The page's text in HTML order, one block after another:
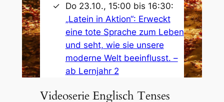
Do 23.10., 15:00 bis 16:30:
„Latein in Aktion“: Erweckt
eine tote Sprache zum Leben
und seht, wie sie unsere
moderne Welt beeinflusst. –
ab Lernjahr 2
Videoserie Englisch Tenses